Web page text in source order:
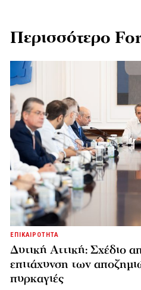
Περισσότερο
ΕΠΙΚΑΙΡΟΤΗΤΑ
Δυτική Αττική: Σχέδιο
επιτάχυνση των
πυρκαγιές